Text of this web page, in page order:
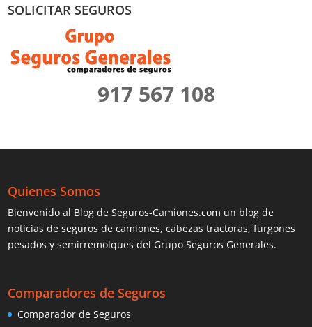
SOLICITAR SEGUROS
917 567 108
Quienes Somos
Bienvenido al Blog de Seguros-Camiones.com un blog de
noticias de seguros de camiones, cabezas tractoras, furgones
pesados y semirremolques del Grupo Seguros Generales.
Comparadores de Seguros
Comparador de Seguros